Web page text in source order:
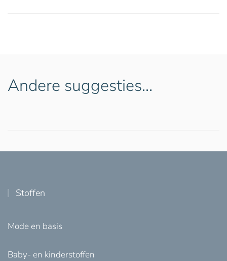
Andere suggesties…
Stoffen
Mode en basis
Baby- en kinderstoffen